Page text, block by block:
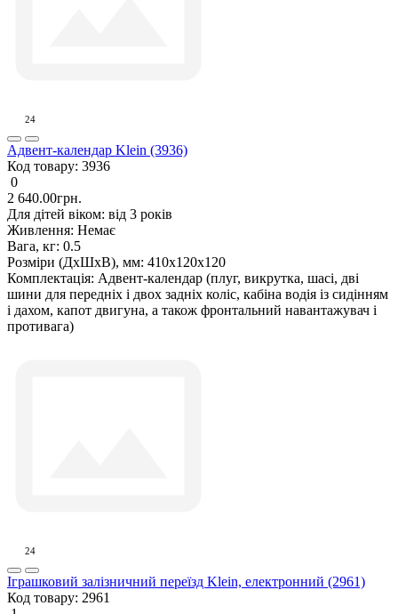
24
Адвент-календар Klein (3936)
Код товару: 3936
0
2 640.00грн.
Для дітей віком: від 3 років
Живлення: Немає
Вага, кг: 0.5
Розміри (ДxШxВ), мм: 410х120х120
Комплектація: Адвент-календар (плуг, викрутка, шасі, дві
шини для передніх і двох задніх коліс, кабіна водія із сидінням
і дахом, капот двигуна, а також фронтальний навантажувач і
противага)
24
Іграшковий залізничний переїзд Klein, електронний (2961)
Код товару: 2961